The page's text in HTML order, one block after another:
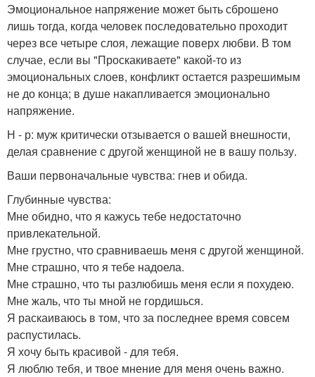
Эмоциональное напряжение может быть сброшено
лишь тогда, когда человек последовательно проходит
через все четыре слоя, лежащие поверх любви. В том
случае, если вы "Проскакиваете" какой-то из
эмоциональных слоев, конфликт остается разрешимым
не до конца; в душе накапливается эмоционально
напряжение.
Н - р: муж критически отзывается о вашей внешности,
делая сравнение с другой женщиной не в вашу пользу.
Ваши первоначальные чувства: гнев и обида.
Глубинные чувства:
Мне обидно, что я кажусь тебе недостаточно
привлекательной.
Мне грустно, что сравниваешь меня с другой женщиной.
Мне страшно, что я тебе надоела.
Мне страшно, что ты разлюбишь меня если я похудею.
Мне жаль, что ты мной не гордишься.
Я раскаиваюсь в том, что за последнее время совсем
распустилась.
Я хочу быть красивой - для тебя.
Я люблю тебя, и твое мнение для меня очень важно.